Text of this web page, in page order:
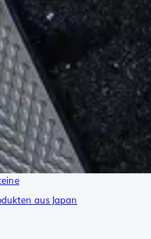
aus Japan